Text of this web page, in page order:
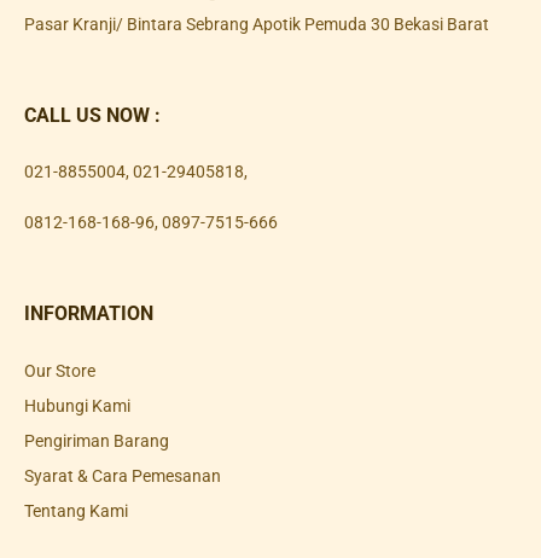
Pasar Kranji/ Bintara Sebrang Apotik Pemuda 30 Bekasi Barat
CALL US NOW :
021-8855004, 021-29405818,
0812-168-168-96, 0897-7515-666
INFORMATION
Our Store
Hubungi Kami
Pengiriman Barang
Syarat & Cara Pemesanan
Tentang Kami